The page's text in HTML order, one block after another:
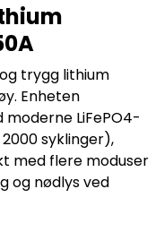
trygg lithium
Enheten
LiFePO4-
syklinger),
med flere moduser
og nødlys ved